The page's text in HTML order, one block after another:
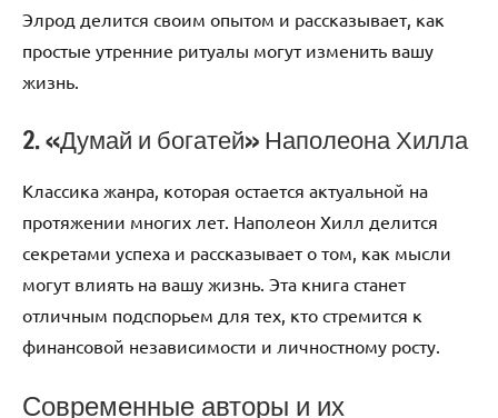
Элрод делится своим опытом и рассказывает, как
простые утренние ритуалы могут изменить вашу
жизнь.
2. «Думай и богатей» Наполеона Хилла
Классика жанра, которая остается актуальной на
протяжении многих лет. Наполеон Хилл делится
секретами успеха и рассказывает о том, как мысли
могут влиять на вашу жизнь. Эта книга станет
отличным подспорьем для тех, кто стремится к
финансовой независимости и личностному росту.
Современные авторы и их